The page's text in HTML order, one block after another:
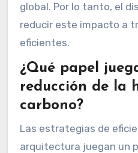
global. Por lo tanto, el
reducir este impacto a
eficientes.
¿Qué papel
reducción de la
carbono?
Las estrategias de
arquitectura juegan un